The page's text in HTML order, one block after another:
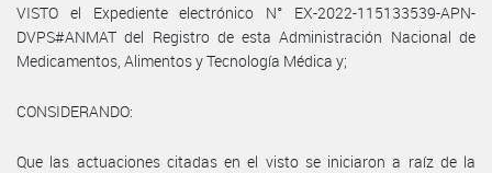
VISTO el Expediente electrónico N° EX-2022-115133539-APN-
DVPS#ANMAT del Registro de esta Administración Nacional de
Medicamentos, Alimentos y Tecnología Médica y;
CONSIDERANDO:
Que las actuaciones citadas en el visto se iniciaron a raíz de la